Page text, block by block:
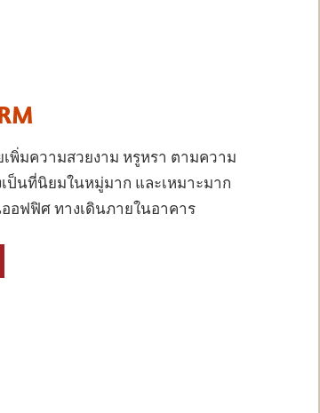
พิ่มความสวยงาม หรูหรา ตามความ
ป็นที่นิยมในหมู่มาก และเหมาะมาก
อฟฟิศ ทางเดินภายในอาคาร